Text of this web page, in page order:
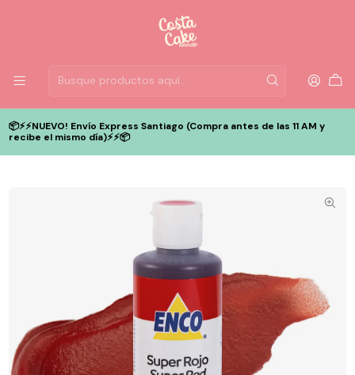
📦⚡️⚡️NUEVO! Envío Express Santiago (Compra antes de las 11 AM y
recibe el mismo día)⚡️⚡️📦